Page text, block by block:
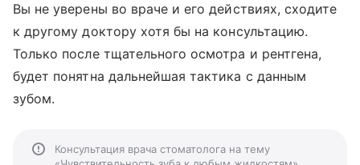
Вы не уверены во враче и его действиях, сходите
к другому доктору хотя бы на консультацию.
Только после тщательного осмотра и рентгена,
будет понятна дальнейшая тактика с данным
зубом.
Консультация врача стоматолога на тему